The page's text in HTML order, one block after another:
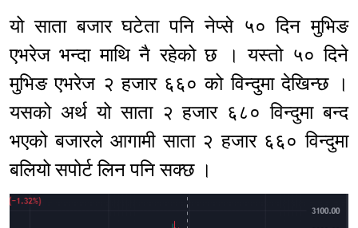
यो साता बजार घटेता पनि नेप्से ५० दिन मुभिङ
एभरेज भन्दा माथि नै रहेको छ । यस्तो ५० दिने
मुभिङ एभरेज २ हजार ६६० को विन्दुमा देखिन्छ ।
यसको अर्थ यो साता २ हजार ६८० विन्दुमा बन्द
भएको बजारले आगामी साता २ हजार ६६० विन्दुमा
बलियो सपोर्ट लिन पनि सक्छ ।